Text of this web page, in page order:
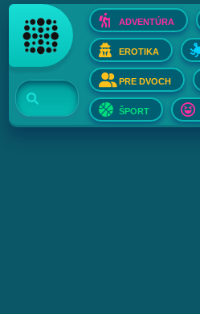
ADVENTÚRA
EROTIKA
PRE DVOCH
ŠPORT